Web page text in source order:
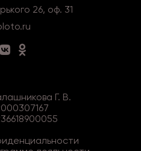
26, оф. 31
.ru
Г. В.